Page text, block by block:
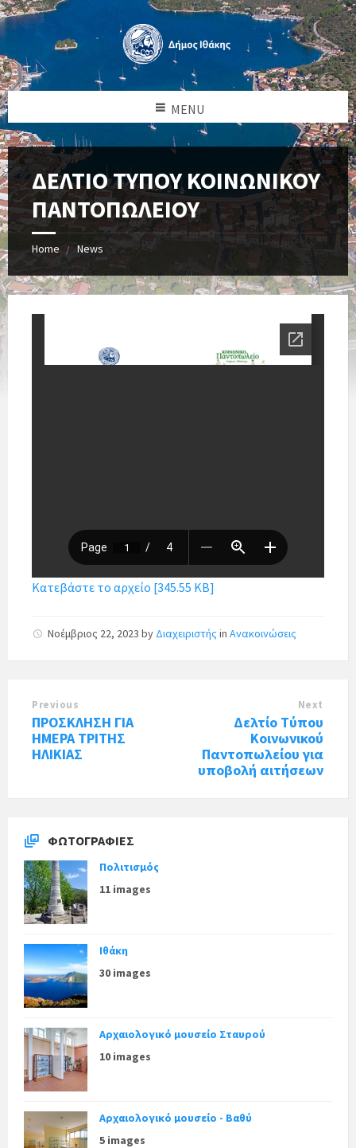
MENU
ΔΕΛΤΙΟ ΤΥΠΟΥ ΚΟΙΝΩΝΙΚΟΥ
ΠΑΝΤΟΠΩΛΕΙΟΥ
Home News
Κατεβάστε το αρχείο [345.55 KB]
Νοέμβριος 22, 2023 by Διαχειριστής in Ανακοινώσεις
Previous
ΠΡΟΣΚΛΗΣΗ ΓΙΑ
ΗΜΕΡΑ ΤΡΙΤΗΣ
ΗΛΙΚΙΑΣ
Next
Δελτίο Τύπου
Κοινωνικού
Παντοπωλείου για
υποβολή αιτήσεων
ΦΩΤΟΓΡΑΦΊΕΣ
Πολιτισμός
11 images
Ιθάκη
30 images
Αρχαιολογικό μουσείο Σταυρού
10 images
Αρχαιολογικό μουσείο - Βαθύ
5 images